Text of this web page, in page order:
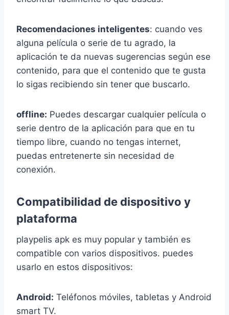
Recomendaciones inteligentes: cuando ves
alguna película o serie de tu agrado, la
aplicación te da nuevas sugerencias según ese
contenido, para que el contenido que te gusta
lo sigas recibiendo sin tener que buscarlo.
offline: Puedes descargar cualquier película o
serie dentro de la aplicación para que en tu
tiempo libre, cuando no tengas internet,
puedas entretenerte sin necesidad de
conexión.
Compatibilidad de dispositivo y
plataforma
playpelis apk es muy popular y también es
compatible con varios dispositivos. puedes
usarlo en estos dispositivos:
Android: Teléfonos móviles, tabletas y Android
smart TV.